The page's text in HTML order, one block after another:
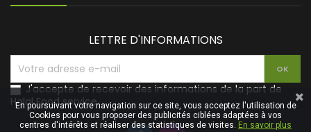
LETTRE D'INFORMATIONS
J'accepte de recevoir des informations de la part de
Halal Food service
En poursuivant votre navigation sur ce site, vous acceptez l'utilisation de
Cookies pour vous proposer des publicités ciblées adaptées à vos
centres d'intérêts et réaliser des statistiques de visites. En savoir plus